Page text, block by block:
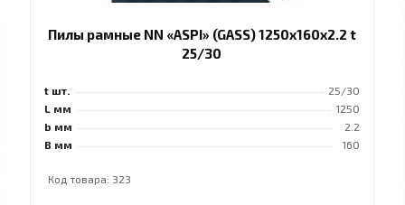
Пилы рамные NN «ASPI» (GASS) 1250x160x2.2 t
25/30
t шт.
25/30
L мм
1250
b мм
2.2
B мм
160
Код товара: 323